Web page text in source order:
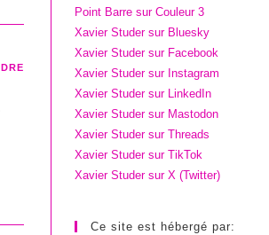
Point Barre sur Couleur 3
Xavier Studer sur Bluesky
Xavier Studer sur Facebook
Xavier Studer sur Instagram
Xavier Studer sur LinkedIn
Xavier Studer sur Mastodon
Xavier Studer sur Threads
Xavier Studer sur TikTok
Xavier Studer sur X (Twitter)
Ce site est hébergé par: